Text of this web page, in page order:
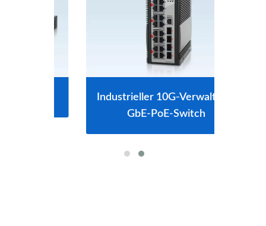
Industrieller 10G-Verwalteter
GbE-PoE-Switch